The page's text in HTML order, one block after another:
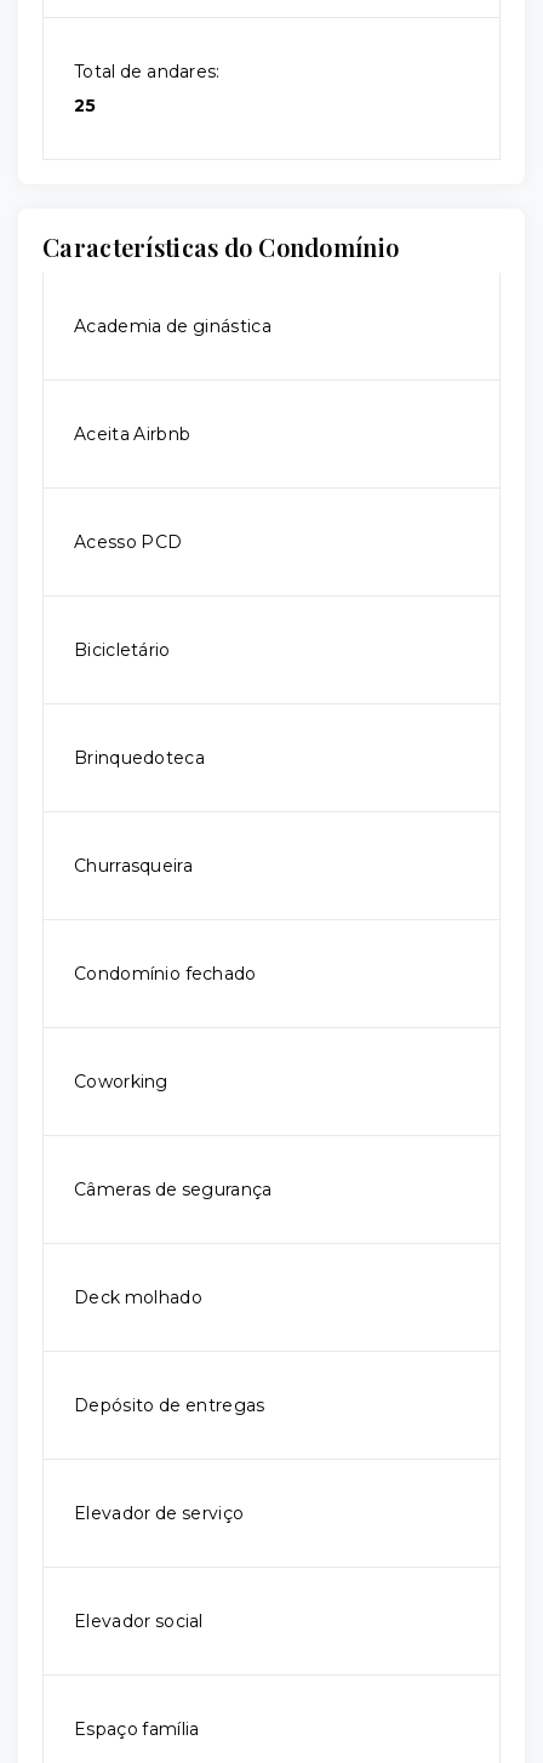
Total de andares:
25
Características do Condomínio
Academia de ginástica
Aceita Airbnb
Acesso PCD
Bicicletário
Brinquedoteca
Churrasqueira
Condomínio fechado
Coworking
Câmeras de segurança
Deck molhado
Depósito de entregas
Elevador de serviço
Elevador social
Espaço família